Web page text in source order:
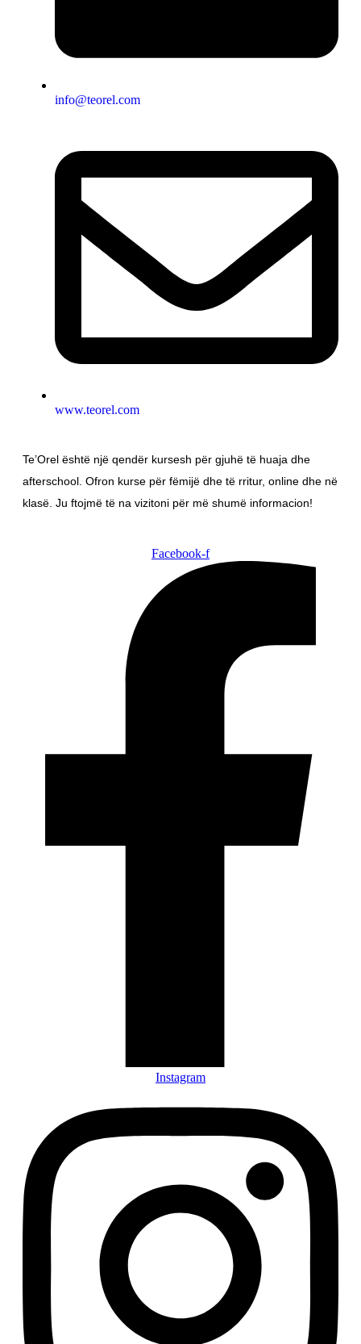
info@teorel.com
www.teorel.com
Te’Orel është një qendër kursesh për gjuhë të huaja dhe
afterschool. Ofron kurse për fëmijë dhe të rritur, online dhe në
klasë. Ju ftojmë të na vizitoni për më shumë informacion!
Facebook-f
Instagram